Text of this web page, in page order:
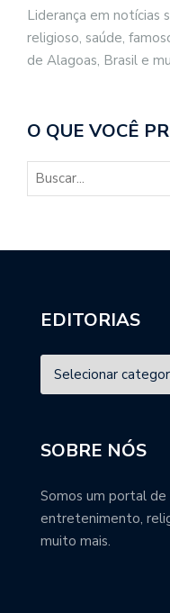
Liderança em
religioso, saúde,
de Alagoas, Brasil e
O QUE VOCÊ
EDITORIAS
SOBRE NÓS
Somos um portal
entretenimento,
muito mais.